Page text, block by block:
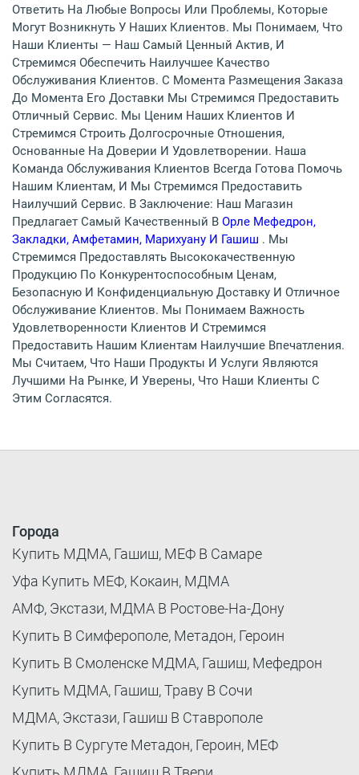
Ответить На Любые Вопросы Или Проблемы, Которые
Могут Возникнуть У Наших Клиентов. Мы Понимаем, Что
Наши Клиенты — Наш Самый Ценный Актив, И
Стремимся Обеспечить Наилучшее Качество
Обслуживания Клиентов. С Момента Размещения Заказа
До Момента Его Доставки Мы Стремимся Предоставить
Отличный Сервис. Мы Ценим Наших Клиентов И
Стремимся Строить Долгосрочные Отношения,
Основанные На Доверии И Удовлетворении. Наша
Команда Обслуживания Клиентов Всегда Готова Помочь
Нашим Клиентам, И Мы Стремимся Предоставить
Наилучший Сервис. В Заключение: Наш Магазин
Предлагает Самый Качественный В Орле Мефедрон,
Закладки, Амфетамин, Марихуану И Гашиш . Мы
Стремимся Предоставлять Высококачественную
Продукцию По Конкурентоспособным Ценам,
Безопасную И Конфиденциальную Доставку И Отличное
Обслуживание Клиентов. Мы Понимаем Важность
Удовлетворенности Клиентов И Стремимся
Предоставить Нашим Клиентам Наилучшие Впечатления.
Мы Считаем, Что Наши Продукты И Услуги Являются
Лучшими На Рынке, И Уверены, Что Наши Клиенты С
Этим Согласятся.
Города
Купить МДМА, Гашиш, МЕФ В Самаре
Уфа Купить МЕФ, Кокаин, МДМА
АМФ, Экстази, МДМА В Ростове-На-Дону
Купить В Симферополе, Метадон, Героин
Купить В Смоленске МДМА, Гашиш, Мефедрон
Купить МДМА, Гашиш, Траву В Сочи
МДМА, Экстази, Гашиш В Ставрополе
Купить В Сургуте Метадон, Героин, МЕФ